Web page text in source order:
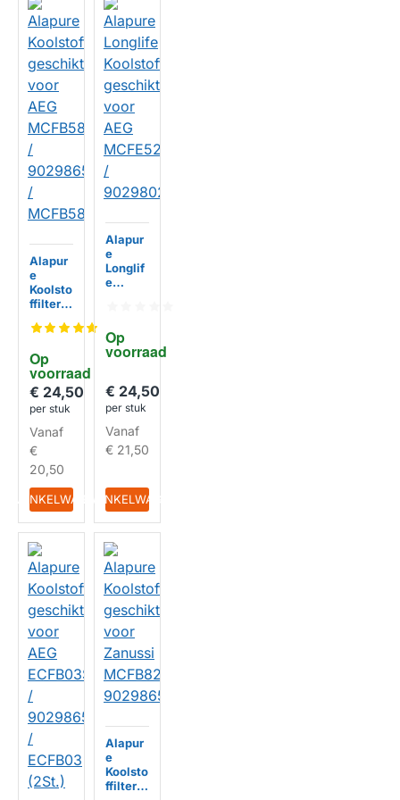
Op
voorraad
Alapur
e
Koolsto
ffilter
kt voor
MCFB5
8ST /
902986
5848 /
MCFB5
8
€ 24,50
per stuk
Vanaf
€
20,50
IN WINKELWAGEN
HUISMERK
Op
voorraad
Alapur
e
Longlif
e
kt voor
AEG
90298
02213
€ 24,50
per stuk
Vanaf
€ 21,50
IN WINKELWAGEN
Alapur
e
Koolsto
ffilter